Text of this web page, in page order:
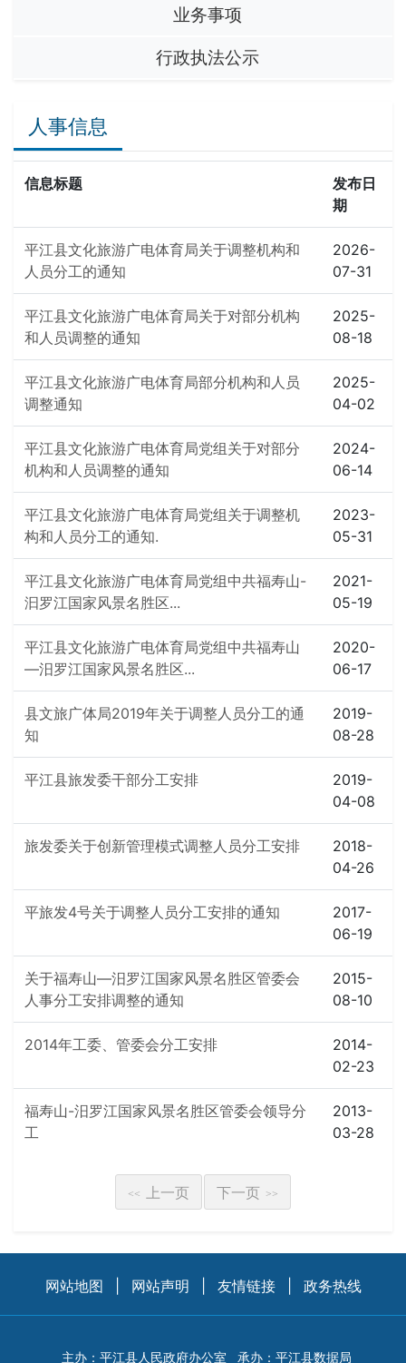
业务事项
行政执法公示
人事信息
信息标题
发布日
期
平江县文化旅游广电体育局关于调整机构和
人员分工的通知
2026-
07-31
平江县文化旅游广电体育局关于对部分机构
和人员调整的通知
2025-
08-18
平江县文化旅游广电体育局部分机构和人员
调整通知
2025-
04-02
平江县文化旅游广电体育局党组关于对部分
机构和人员调整的通知
2024-
06-14
平江县文化旅游广电体育局党组关于调整机
构和人员分工的通知.
2023-
05-31
平江县文化旅游广电体育局党组中共福寿山-
汩罗江国家风景名胜区...
2021-
05-19
平江县文化旅游广电体育局党组中共福寿山
—汨罗江国家风景名胜区...
2020-
06-17
县文旅广体局2019年关于调整人员分工的通
知
2019-
08-28
平江县旅发委干部分工安排
2019-
04-08
旅发委关于创新管理模式调整人员分工安排
2018-
04-26
平旅发4号关于调整人员分工安排的通知
2017-
06-19
关于福寿山—汨罗江国家风景名胜区管委会
人事分工安排调整的通知
2015-
08-10
2014年工委、管委会分工安排
2014-
02-23
福寿山-汨罗江国家风景名胜区管委会领导分
工
2013-
03-28
<< 上一页 下一页 >>
网站地图 网站声明 友情链接 政务热线
主办：平江县人民政府办公室 承办：平江县数据局